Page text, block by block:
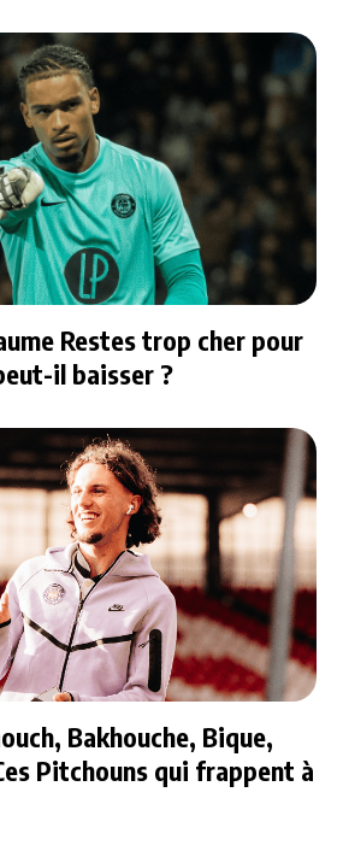
Restes trop cher pour
il baisser ?
Bakhouche, Bique,
Pitchouns qui frappent à